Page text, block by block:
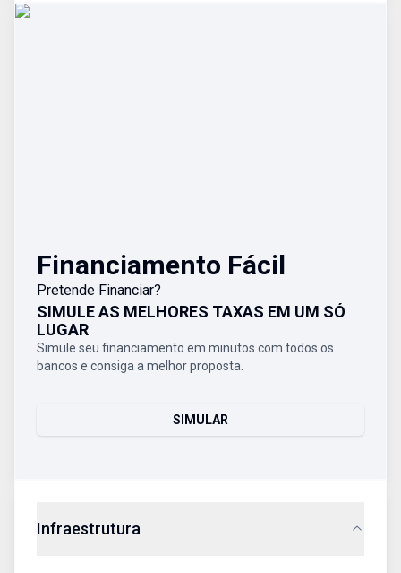
Financiamento Fácil
Pretende Financiar?
SIMULE AS MELHORES TAXAS EM UM SÓ
LUGAR
Simule seu financiamento em minutos com todos os
bancos e consiga a melhor proposta.
SIMULAR
Infraestrutura